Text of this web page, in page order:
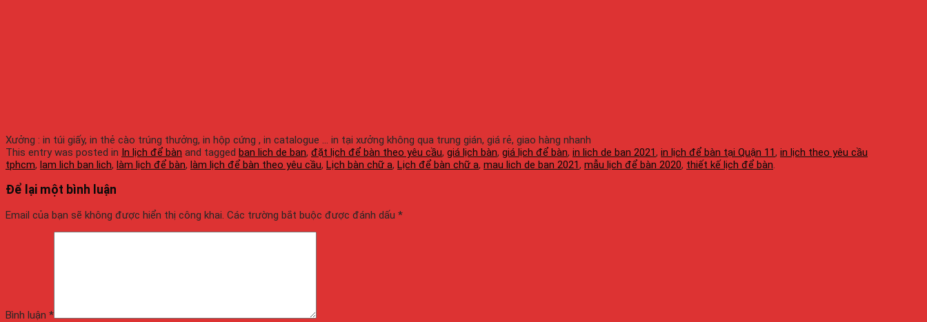
Xưởng : in túi giấy, in thẻ cào trúng thưởng, in hộp cứng , in catalogue ... in tại xưởng không qua trung gián, giá rẻ, giao hàng nhanh
This entry was posted in In lịch để bàn and tagged ban lich de ban, đặt lịch để bàn theo yêu cầu, giá lịch bàn, giá lịch để bàn, in lich de ban 2021, in lịch để bàn tại Quận 11, in lịch theo yêu cầu
tphcm, lam lich ban lich, làm lịch để bàn, làm lịch để bàn theo yêu cầu, Lịch bàn chữ a, Lịch để bàn chữ a, mau lich de ban 2021, mẫu lịch để bàn 2020, thiết kế lịch để bàn.
Để lại một bình luận
Email của bạn sẽ không được hiển thị công khai. Các trường bắt buộc được đánh dấu *
Bình luận *